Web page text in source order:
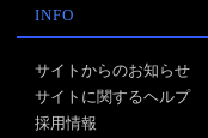
INFO
サイトからのお知らせ
サイトに関するヘルプ
採用情報